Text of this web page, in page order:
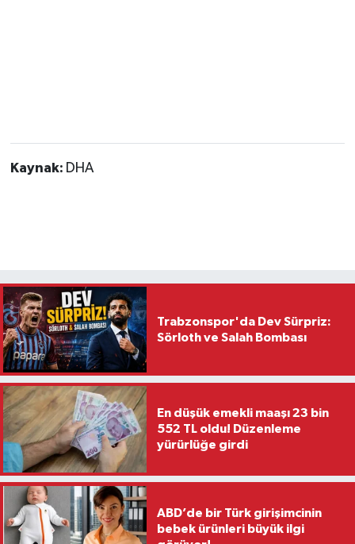
Kaynak: DHA
Trabzonspor'da Dev Sürpriz:
Sörloth ve Salah Bombası
En düşük emekli maaşı 23 bin
552 TL oldu! Düzenleme
yürürlüğe girdi
ABD’de bir Türk girişimcinin
bebek ürünleri büyük ilgi